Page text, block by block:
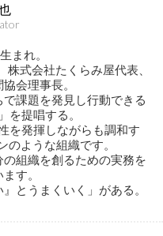
まれ。
式会社たくらみ屋代表、
会理事長。
課題を発見し行動できる
を提唱する。
を発揮しながらも調和す
のような組織です。
組織を創るための実務を
す。
とうまくいく」がある。